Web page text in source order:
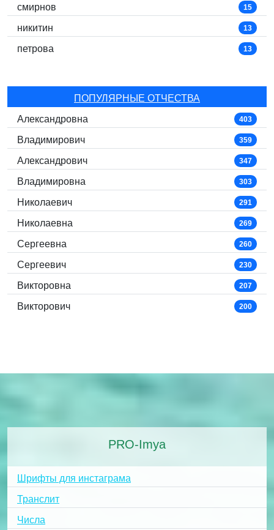
смирнов 15
никитин 13
петрова 13
ПОПУЛЯРНЫЕ ОТЧЕСТВА
Александровна
403
Владимирович 359
Александрович 347
Владимировна 303
Николаевич 291
Николаевна 269
Сергеевна 260
Сергеевич 230
Викторовна 207
Викторович 200
PRO-Imya
Шрифты для инстаграма
Транслит
Числа